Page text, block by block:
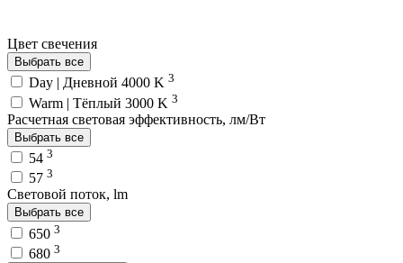
Цвет свечения
Выбрать все
Day | Дневной 4000 K 3
Warm | Тёплый 3000 K 3
Расчетная световая эффективность, лм/Вт
Выбрать все
54 3
57 3
Световой поток, lm
Выбрать все
650 3
680 3